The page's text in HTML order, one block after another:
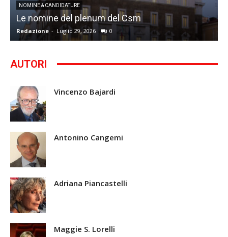
NOMINE & CANDIDATURE
Le nomine del plenum del Csm
Redazione - Luglio 29, 2026 0
AUTORI
Vincenzo Bajardi
Antonino Cangemi
Adriana Piancastelli
Maggie S. Lorelli